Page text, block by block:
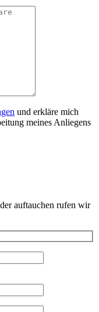
und erkläre mich
meines Anliegens
auftauchen rufen wir